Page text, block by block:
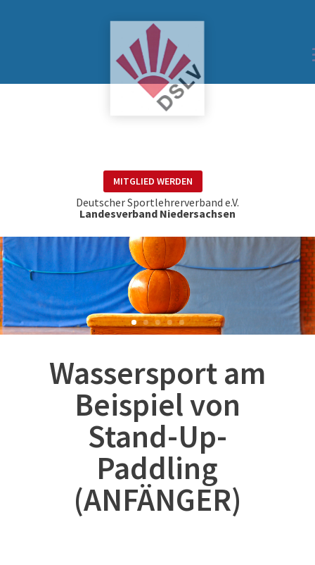
MITGLIED WERDEN
Deutscher Sportlehrerverband e.V.
Landesverband Niedersachsen
Wassersport am
Beispiel von
Stand-Up-
Paddling
(ANFÄNGER)